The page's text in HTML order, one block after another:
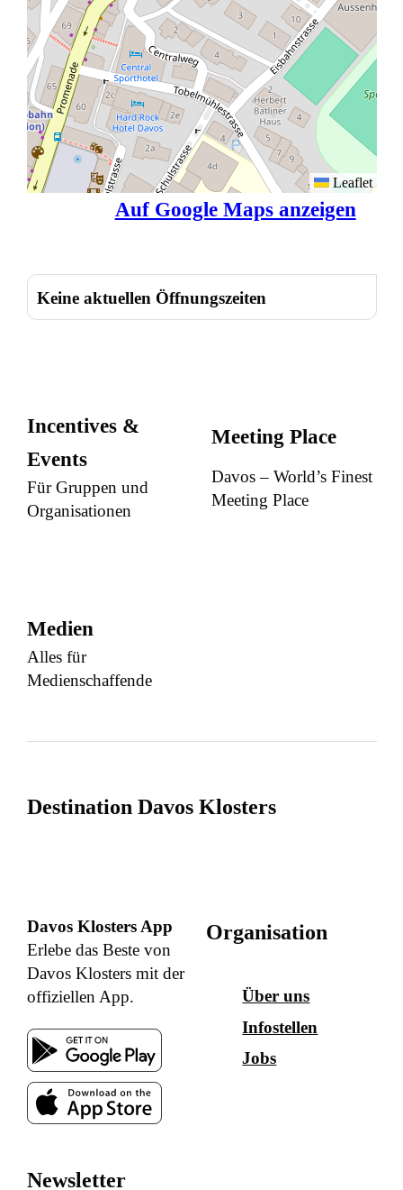
Leaflet
Auf Google Maps anzeigen
Keine aktuellen Öffnungszeiten
Incentives &
Events
Für Gruppen und
Organisationen
Meeting Place
Davos – World’s Finest
Meeting Place
Medien
Alles für
Medienschaffende
Destination Davos Klosters
Davos Klosters App
Erlebe das Beste von
Davos Klosters mit der
offiziellen App.
Organisation
Über uns
Infostellen
Jobs
Newsletter